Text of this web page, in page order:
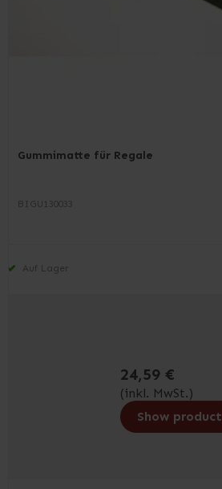
Gummimatte für Regale
BIGU130033
Auf Lager
24,59 €
(inkl. MwSt.)
Show product